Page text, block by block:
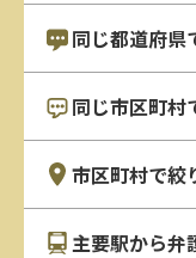
同じ都道府県
同じ市区町村
市区町村で絞
主要駅から弁